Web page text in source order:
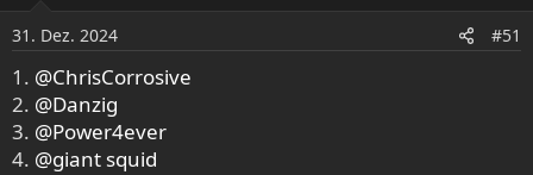
31. Dez. 2024 #51
1. @ChrisCorrosive
2. @Danzig
3. @Power4ever
4. @giant squid